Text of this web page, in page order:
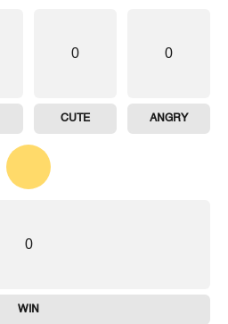
0
ANGRY
0
CUTE
0
WIN